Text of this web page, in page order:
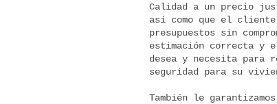
Calidad a un precio
así como que el cliente
presupuestos sin
estimación correcta y
desea y necesita para
seguridad para su
También le